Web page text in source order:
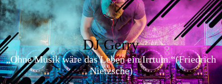
DJ Gerry
„Ohne Musik wäre das Leben ein Irrtum.“(Friedrich
Nietzsche)